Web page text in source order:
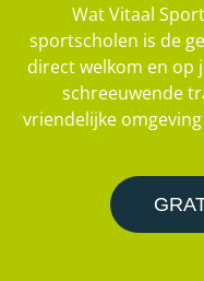
Wat Vitaal
sportscholen is de
direct welkom en op
schreeuwende
vriendelijke